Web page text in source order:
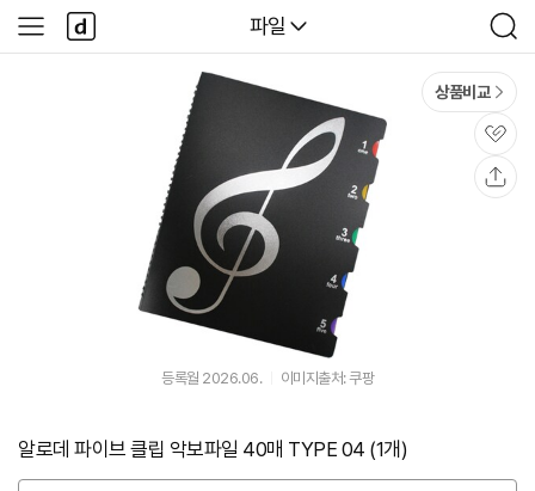
다나와
파일
검
색
사
이
다
나
와
상품비교
관
심
등록월 2026.06. 이미지출처: 쿠팡
알로데 파이브 클립 악보파일 40매 TYPE 04 (1개)